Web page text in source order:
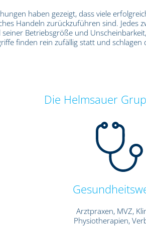
haben gezeigt, dass viele
Handeln zurückzuführen sind. Jedes
Betriebsgröße und
finden rein zufällig statt und
Die Helmsauer
Arztpraxen, MVZ,
Physiotherapien,